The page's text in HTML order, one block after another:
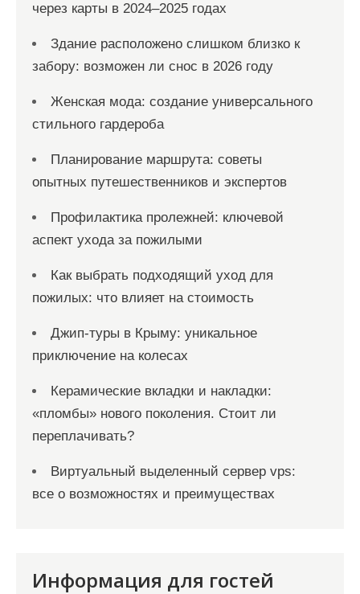
через карты в 2024–2025 годах
Здание расположено слишком близко к
забору: возможен ли снос в 2026 году
Женская мода: создание универсального
стильного гардероба
Планирование маршрута: советы
опытных путешественников и экспертов
Профилактика пролежней: ключевой
аспект ухода за пожилыми
Как выбрать подходящий уход для
пожилых: что влияет на стоимость
Джип-туры в Крыму: уникальное
приключение на колесах
Керамические вкладки и накладки:
«пломбы» нового поколения. Стоит ли
переплачивать?
Виртуальный выделенный сервер vps:
все о возможностях и преимуществах
Информация для гостей